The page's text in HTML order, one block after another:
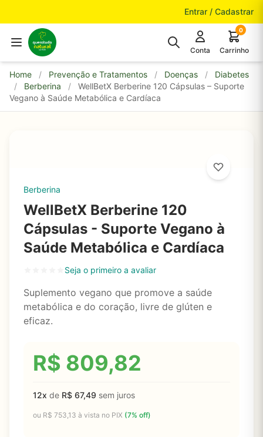
Entrar / Cadastrar
Conta
0
Carrinho
Home / Prevenção e Tratamentos / Doenças /
Diabetes
/
Berberina /
WellBetX Berberine 120 Cápsulas – Suporte
Vegano à Saúde Metabólica e Cardíaca
Berberina
WellBetX Berberine 120
Cápsulas - Suporte Vegano à
Saúde Metabólica e Cardíaca
Seja o primeiro a avaliar
Suplemento vegano que promove a saúde
metabólica e do coração, livre de glúten e
eficaz.
R$ 809,82
12x de R$ 67,49 sem juros
ou R$ 753,13 à vista no PIX (7% off)